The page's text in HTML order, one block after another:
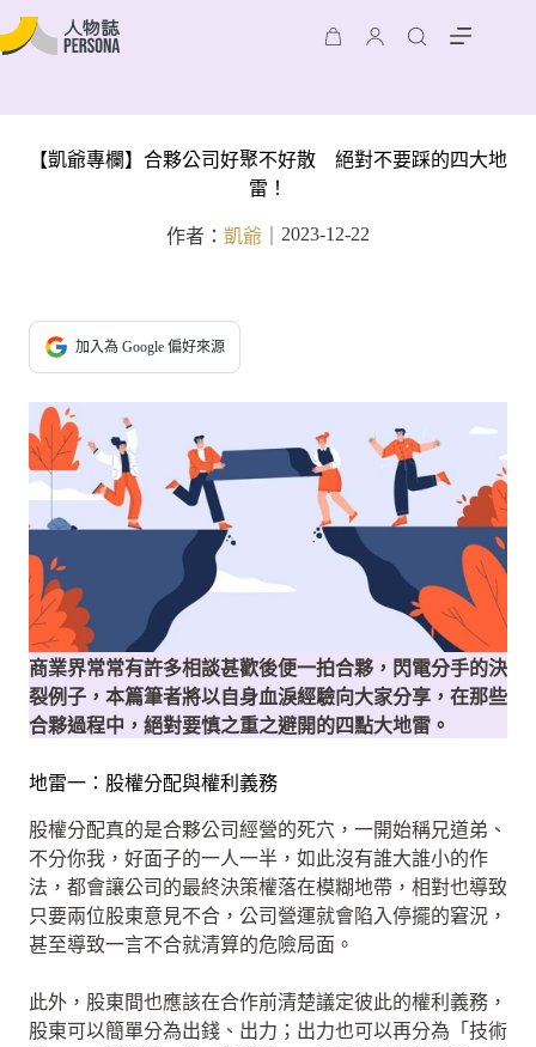
【凱爺專欄】合夥公司好聚不好散 絕對不要踩的四大地
雷！
作者： 凱爺 2023-12-22
加入為 Google 偏好來源
商業界常常有許多相談甚歡後便一拍合夥，閃電分手的決
裂例子，本篇筆者將以自身血淚經驗向大家分享，在那些
合夥過程中，絕對要慎之重之避開的四點大地雷。
地雷一：股權分配與權利義務
股權分配真的是合夥公司經營的死穴，一開始稱兄道弟、
不分你我，好面子的一人一半，如此沒有誰大誰小的作
法，都會讓公司的最終決策權落在模糊地帶，相對也導致
只要兩位股東意見不合，公司營運就會陷入停擺的窘況，
甚至導致一言不合就清算的危險局面。
此外，股東間也應該在合作前清楚議定彼此的權利義務，
股東可以簡單分為出錢、出力；出力也可以再分為「技術